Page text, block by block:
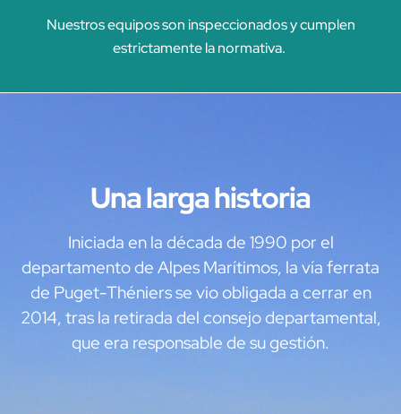
Nuestros equipos son inspeccionados y cumplen
estrictamente la normativa.
Una larga historia
Iniciada en la década de 1990 por el
departamento de Alpes Marítimos, la vía ferrata
de Puget-Théniers se vio obligada a cerrar en
2014, tras la retirada del consejo departamental,
que era responsable de su gestión.